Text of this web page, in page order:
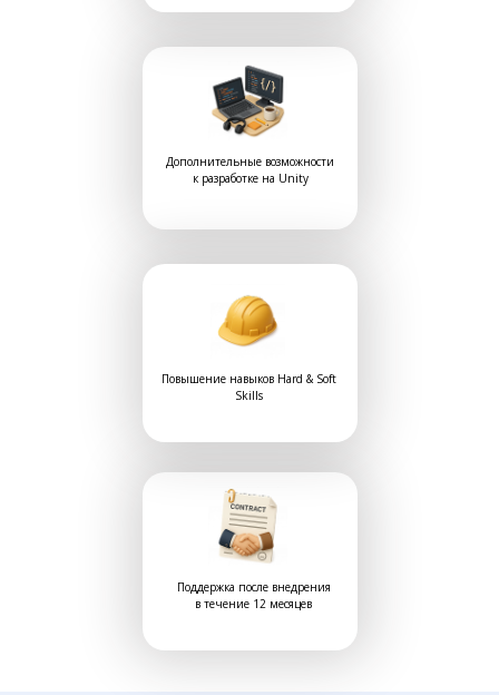
Поддержка после внедрения
в течение 12 месяцев
Дополнительные возможности
к разработке на Unity
Повышение навыков Hard & Soft
Skills